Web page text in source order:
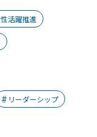
活躍推進
リーダーシップ